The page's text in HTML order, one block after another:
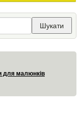
Шукати
для малюнків